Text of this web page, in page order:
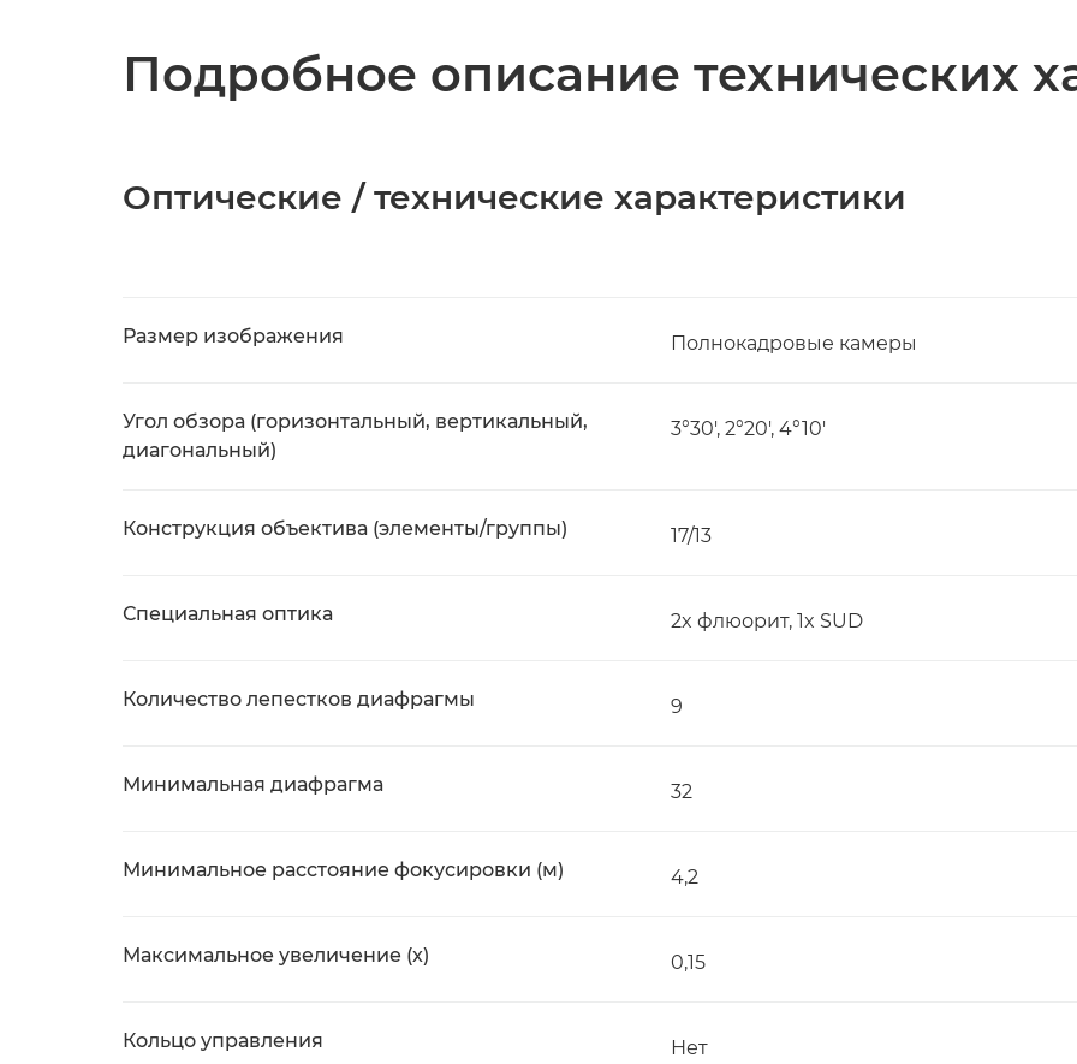
Подробное описание технических
Оптические / технические характеристики
Размер изображения Полнокадровые камеры
Угол обзора (горизонтальный, вертикальный,
диагональный)
3°30', 2°20', 4°10'
Конструкция объектива (элементы/группы) 17/13
Специальная оптика 2x флюорит, 1x SUD
Количество лепестков диафрагмы 9
Минимальная диафрагма 32
Минимальное расстояние фокусировки (м) 4,2
Максимальное увеличение (x) 0,15
Кольцо управления Нет